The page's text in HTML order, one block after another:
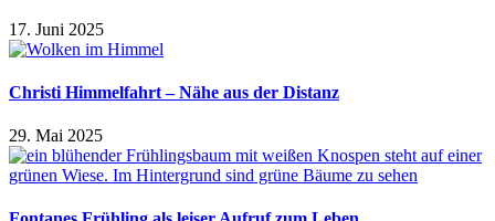
17. Juni 2025
Christi Himmelfahrt – Nähe aus der Distanz
29. Mai 2025